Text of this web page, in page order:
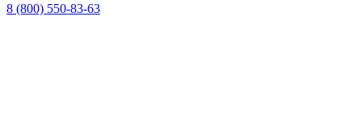
8 (800) 550-83-63